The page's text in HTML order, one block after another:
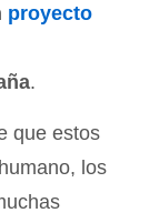
proyecto
.
que estos
los